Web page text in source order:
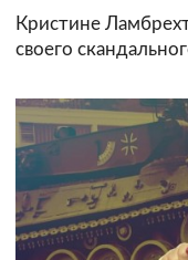
Кристине
своего